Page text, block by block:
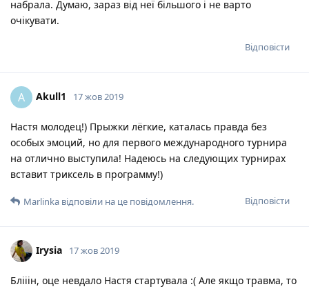
набрала. Думаю, зараз від неї більшого і не варто
очікувати.
Відповісти
A Akull1 17 жов 2019
Настя молодец!) Прыжки лёгкие, каталась правда без
особых эмоций, но для первого международного турнира
на отлично выступила! Надеюсь на следующих турнирах
вставит триксель в программу!)
Відповісти
Marlinka відповіли на це повідомлення.
Irysia 17 жов 2019
Блііін, оце невдало Настя стартувала :( Але якщо травма, то